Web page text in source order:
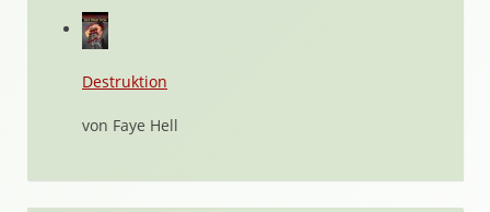
Destruktion
von Faye Hell